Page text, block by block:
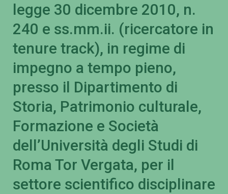
legge 30 dicembre 2010, n.
240 e ss.mm.ii. (ricercatore in
tenure track), in regime di
impegno a tempo pieno,
presso il Dipartimento di
Storia, Patrimonio culturale,
Formazione e Società
dell’Università degli Studi di
Roma Tor Vergata, per il
settore scientifico disciplinare